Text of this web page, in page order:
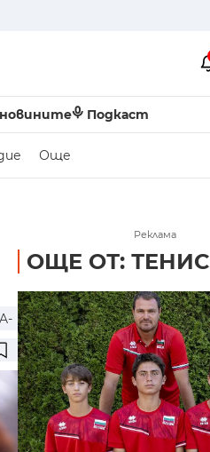
Подкаст
Още
A-
Реклама
ОЩЕ ОТ: ТЕНИС